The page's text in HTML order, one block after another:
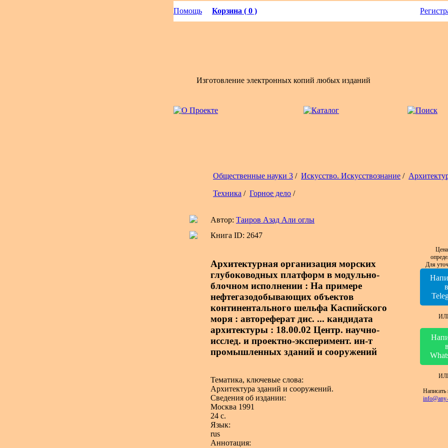
Помощь Корзина ( 0 )
Изготовление электронных копий любых изданий
Общественные науки 3 / Искусство. Искусствознание /
Техника / Горное дело /
Автор: Таиров Азад Али оглы
Книга ID: 2647
Архитектурная организация морских
глубоководных платформ в модульно-
блочном исполнении : На примере
нефтегазодобывающих объектов
континентального шельфа Каспийского
моря : автореферат дис. ... кандидата
архитектуры : 18.00.02 Центр. научно-
исслед. и проектно-эксперимент. ин-т
промышленных зданий и сооружений
Тематика, ключевые слова:
Архитектура зданий и сооружений.
Сведения об издании:
Москва 1991
24 с.
Язык:
rus
Аннотация:
Для
в
в
Написать